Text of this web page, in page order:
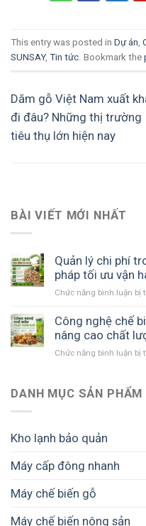
This entry was posted in Dự án
SUNSAY, Tin tức . Bookmark the
Dăm gỗ Việt Nam xuất
đi đâu? Những thị trường
tiêu thụ lớn hiện nay
BÀI VIẾT MỚI NHẤT
Quản lý chi phí
pháp tối ưu vận
Chức năng bình luận bị
Công nghệ chế
nâng cao chất
Chức năng bình luận bị
DANH MỤC SẢN PHẨM
Kho lạnh bảo quản
Máy cấp đông nhanh
Máy chế biến gỗ
Máy chế biến nông sản